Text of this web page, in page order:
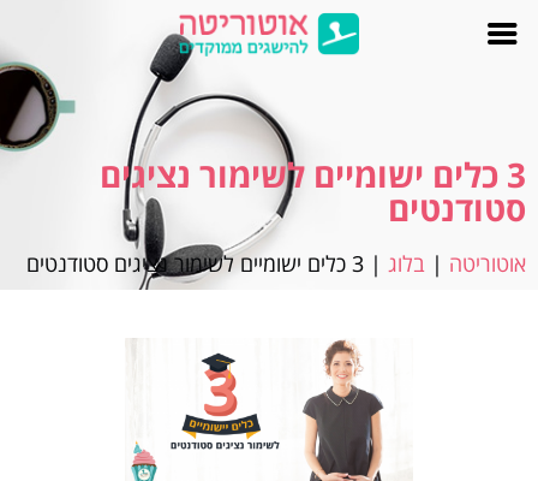
3 כלים ישומיים לשימור נציגים
סטודנטים
אוטוריטה | בלוג | 3 כלים ישומיים לשימור נציגים סטודנטים